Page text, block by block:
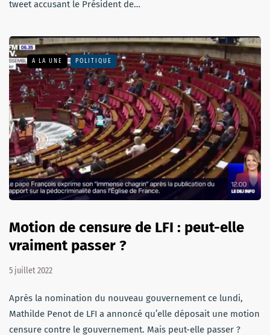
tweet accusant le Président de…
A LA UNE POLITIQUE
Motion de censure de LFI : peut-elle
vraiment passer ?
5 juillet 2022
Après la nomination du nouveau gouvernement ce lundi,
Mathilde Penot de LFI a annoncé qu’elle déposait une motion
censure contre le gouvernement. Mais peut-elle passer ?